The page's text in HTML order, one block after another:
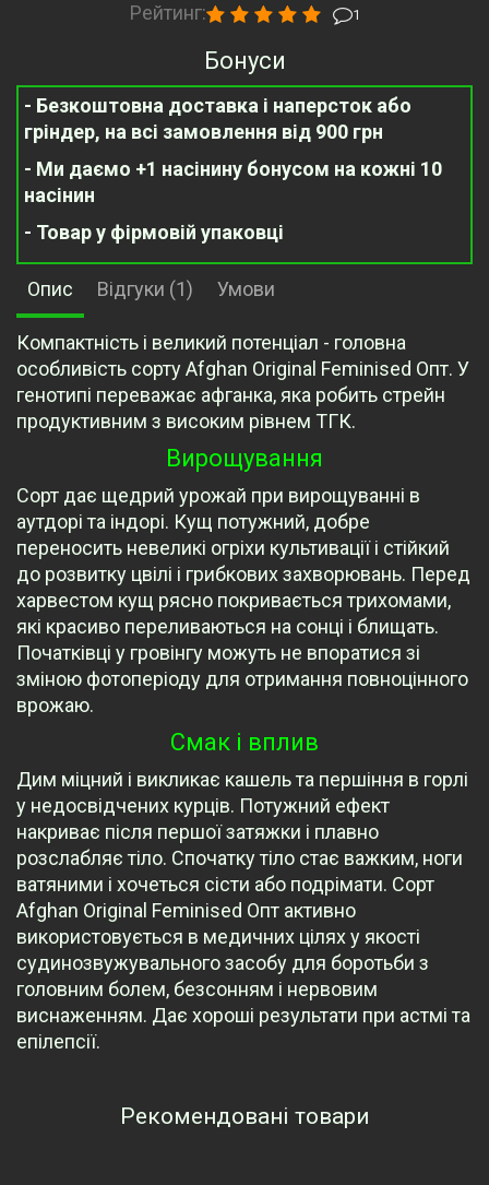
Рейтинг:
1
Бонуси
- Безкоштовна доставка і наперсток або
гріндер, на всі замовлення від 900 грн
- Ми даємо +1 насінину бонусом на кожні 10
насінин
- Товар у фірмовій упаковці
Опис Відгуки (1) Умови
Компактність і великий потенціал - головна
особливість сорту Afghan Original Feminised Опт. У
генотипі переважає афганка, яка робить стрейн
продуктивним з високим рівнем ТГК.
Вирощування
Сорт дає щедрий урожай при вирощуванні в
аутдорі та індорі. Кущ потужний, добре
переносить невеликі огріхи культивації і стійкий
до розвитку цвілі і грибкових захворювань. Перед
харвестом кущ рясно покривається трихомами,
які красиво переливаються на сонці і блищать.
Початківці у гровінгу можуть не впоратися зі
зміною фотоперіоду для отримання повноцінного
врожаю.
Смак і вплив
Дим міцний і викликає кашель та першіння в горлі
у недосвідчених курців. Потужний ефект
накриває після першої затяжки і плавно
розслабляє тіло. Спочатку тіло стає важким, ноги
ватяними і хочеться сісти або подрімати. Сорт
Afghan Original Feminised Опт активно
використовується в медичних цілях у якості
судинозвужувального засобу для боротьби з
головним болем, безсонням і нервовим
виснаженням. Дає хороші результати при астмі та
епілепсії.
Рекомендовані товари